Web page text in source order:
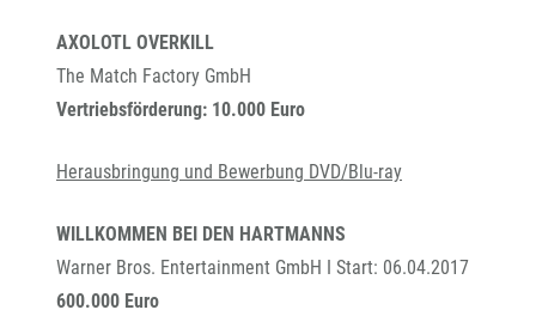
AXOLOTL OVERKILL
The Match Factory GmbH
Vertriebsförderung: 10.000 Euro
Herausbringung und Bewerbung DVD/Blu-ray
WILLKOMMEN BEI DEN HARTMANNS
Warner Bros. Entertainment GmbH I Start: 06.04.2017
600.000 Euro